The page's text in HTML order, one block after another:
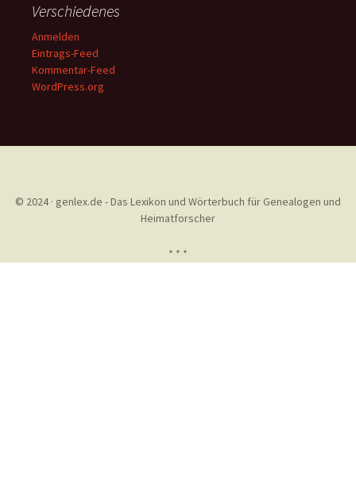
Verschiedenes
Anmelden
Eintrags-Feed
Kommentar-Feed
WordPress.org
© 2024 · genlex.de - Das Lexikon und Wörterbuch für Genealogen und
Heimatforscher
* * *